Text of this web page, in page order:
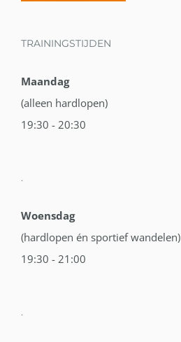
TRAININGSTIJDEN
Maandag
(alleen hardlopen)
19:30 - 20:30
.
Woensdag
(hardlopen én sportief wandelen)
19:30 - 21:00
.